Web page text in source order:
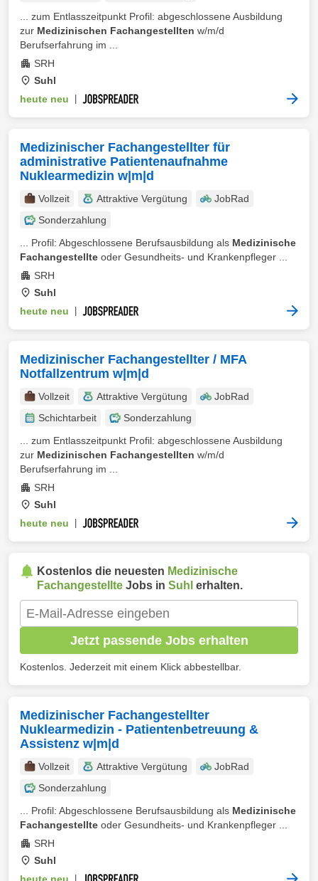
... zum Entlasszeitpunkt Profil: abgeschlossene Ausbildung
zur Medizinischen Fachangestellten w/m/d
Berufserfahrung im ...
SRH
Suhl
heute neu
Medizinischer Fachangestellter für
administrative Patientenaufnahme
Nuklearmedizin w|m|d
Vollzeit Attraktive Vergütung
JobRad
Sonderzahlung
... Profil: Abgeschlossene Berufsausbildung als Medizinische
Fachangestellte oder Gesundheits- und Krankenpfleger ...
SRH
Suhl
heute neu
Medizinischer Fachangestellter / MFA
Notfallzentrum w|m|d
Vollzeit Attraktive Vergütung
JobRad
Schichtarbeit
Sonderzahlung
... zum Entlasszeitpunkt Profil: abgeschlossene Ausbildung
zur Medizinischen Fachangestellten w/m/d
Berufserfahrung im ...
SRH
Suhl
heute neu
Kostenlos die neuesten Medizinische
Fachangestellte Jobs in Suhl erhalten.
Jetzt passende Jobs erhalten
Kostenlos. Jederzeit mit einem Klick abbestellbar.
Medizinischer Fachangestellter
Nuklearmedizin - Patientenbetreuung &
Assistenz w|m|d
Vollzeit Attraktive Vergütung
JobRad
Sonderzahlung
... Profil: Abgeschlossene Berufsausbildung als Medizinische
Fachangestellte oder Gesundheits- und Krankenpfleger ...
SRH
Suhl